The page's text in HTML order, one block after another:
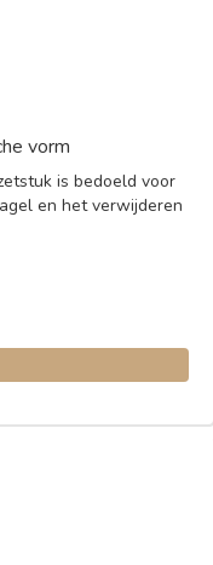
vorm
is bedoeld voor
en het verwijderen